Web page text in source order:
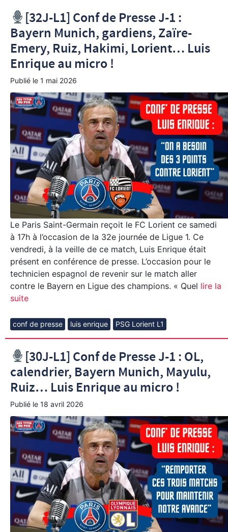
[32J-L1] Conf de Presse J-1 :
Bayern Munich, gardiens, Zaïre-
Emery, Ruiz, Hakimi, Lorient… Luis
Enrique au micro !
Publié le 1 mai 2026
Le Paris Saint-Germain reçoit le FC Lorient ce samedi
à 17h à l’occasion de la 32e journée de Ligue 1. Ce
vendredi, à la veille de ce match, Luis Enrique était
présent en conférence de presse. L’occasion pour le
technicien espagnol de revenir sur le match aller
contre le Bayern en Ligue des champions. « Quel lire la
suite
conf de presse luis enrique PSG Lorient L1
[30J-L1] Conf de Presse J-1 : OL,
calendrier, Bayern Munich, Mayulu,
Ruiz… Luis Enrique au micro !
Publié le 18 avril 2026